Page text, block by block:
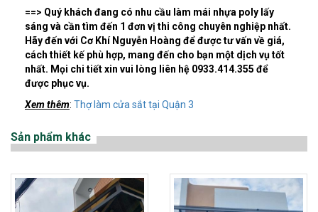
==> Quý khách đang có nhu cầu làm mái nhựa poly lấy
sáng và cần tìm đến 1 đơn vị thi công chuyên nghiệp nhất.
Hãy đến với Cơ Khí Nguyễn Hoàng để được tư vấn về giá,
cách thiết kế phù hợp, mang đến cho bạn một dịch vụ tốt
nhất. Mọi chi tiết xin vui lòng liên hệ 0933.414.355 để
được phục vụ.
Xem thêm: Thợ làm cửa sắt tại Quận 3
Sản phẩm khác